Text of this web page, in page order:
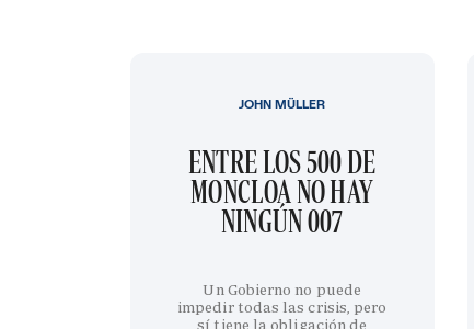
ENTRE LOS 500 DE
MONCLOA NO HAY
NINGÚN 007
Un Gobierno no puede
impedir todas las crisis, pero
sí tiene la obligación de
JOHN MÜLLER